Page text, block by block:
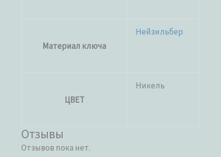
Материал ключа
Нейзильбер
ЦВЕТ
Никель
Отзывы
Отзывов пока нет.